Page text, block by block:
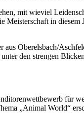
mit wieviel
in diesem
Oberelsbach/
den strengen
für
„Animal World“